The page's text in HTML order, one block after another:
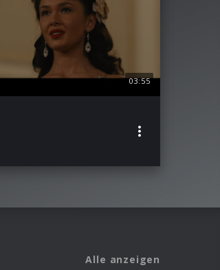
03:55
Alle anzeigen